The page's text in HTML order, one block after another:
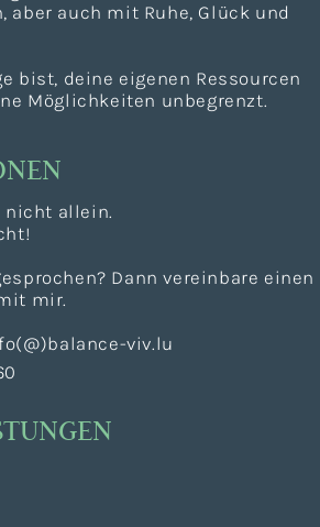
aber auch mit Ruhe, Glück und
bist, deine eigenen Ressourcen
Möglichkeiten unbegrenzt.
nicht allein.
Dann vereinbare einen
mir.
viv.lu